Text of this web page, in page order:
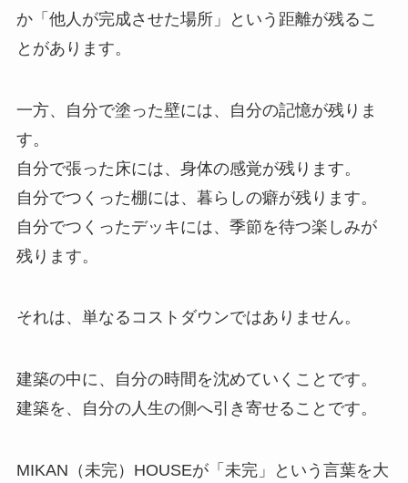
か「他人が完成させた場所」という距離が残るこ
とがあります。
一方、自分で塗った壁には、自分の記憶が残りま
す。
自分で張った床には、身体の感覚が残ります。
自分でつくった棚には、暮らしの癖が残ります。
自分でつくったデッキには、季節を待つ楽しみが
残ります。
それは、単なるコストダウンではありません。
建築の中に、自分の時間を沈めていくことです。
建築を、自分の人生の側へ引き寄せることです。
MIKAN（未完）HOUSEが「未完」という言葉を大